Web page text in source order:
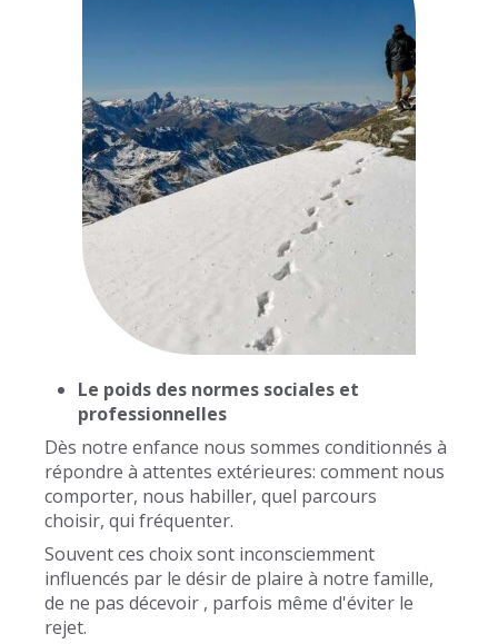
Le poids des normes sociales et
professionnelles
Dès notre enfance nous sommes conditionnés à
répondre à attentes extérieures: comment nous
comporter, nous habiller, quel parcours
choisir, qui fréquenter.
Souvent ces choix sont inconsciemment
influencés par le désir de plaire à notre famille,
de ne pas décevoir , parfois même d'éviter le
rejet.